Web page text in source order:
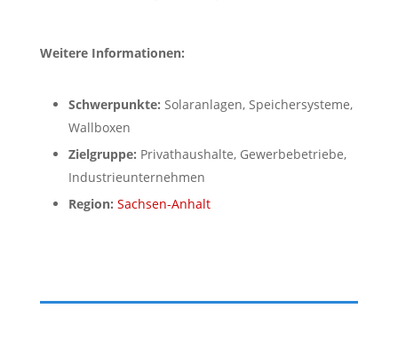
Weitere Informationen:
Schwerpunkte: Solaranlagen, Speichersysteme,
Wallboxen
Zielgruppe: Privathaushalte, Gewerbebetriebe,
Industrieunternehmen
Region: Sachsen-Anhalt